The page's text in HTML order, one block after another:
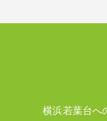
横浜若葉台へ